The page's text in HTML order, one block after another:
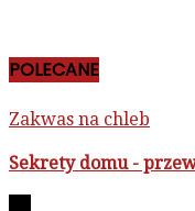
POLECANE
Zakwas na chleb
Sekrety domu -